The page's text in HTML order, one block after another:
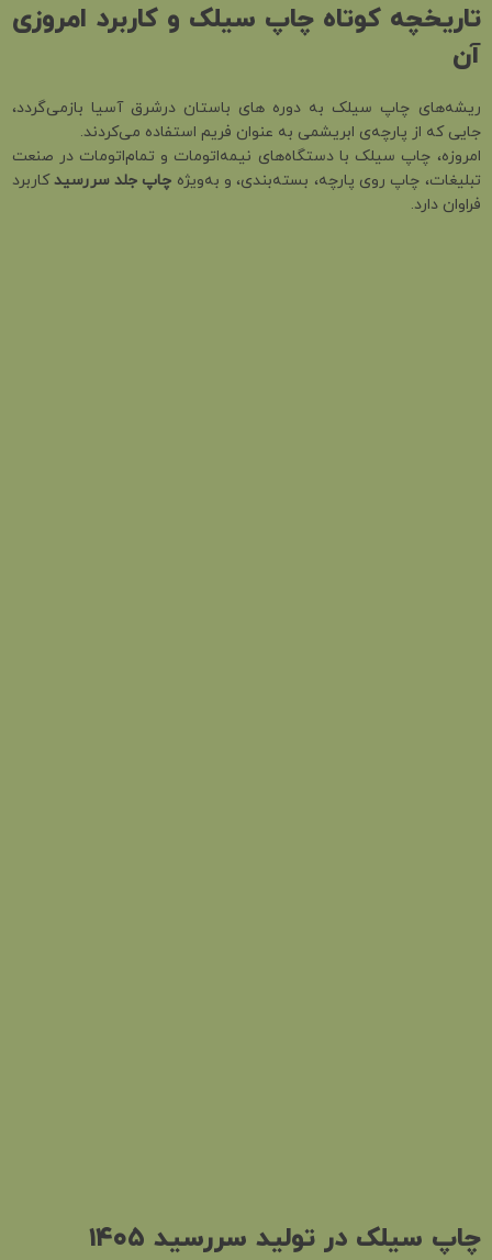
تاریخچه کوتاه چاپ سیلک و کاربرد امروزی
آن
ریشه‌های چاپ سیلک به دوره های باستان درشرق آسیا بازمی‌گردد،
جایی که از پارچه‌ی ابریشمی به عنوان فریم استفاده می‌کردند.
امروزه، چاپ سیلک با دستگاه‌های نیمه‌اتومات و تمام‌اتومات در صنعت
تبلیغات، چاپ روی پارچه، بسته‌بندی، و به‌ویژه چاپ جلد سررسیدکاربرد
فراوان دارد.
چاپ سیلک در تولید سررسید ۱۴۰۵